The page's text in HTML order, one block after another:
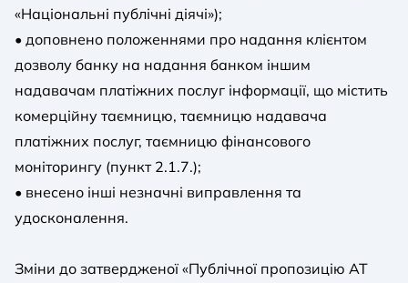
«Національні публічні діячі»);
• доповнено положеннями про надання клієнтом
дозволу банку на надання банком іншим
надавачам платіжних послуг інформації, що містить
комерційну таємницю, таємницю надавача
платіжних послуг, таємницю фінансового
моніторингу (пункт 2.1.7.);
• внесено інші незначні виправлення та
удосконалення.
Зміни до затвердженої «Публічної пропозицію АТ